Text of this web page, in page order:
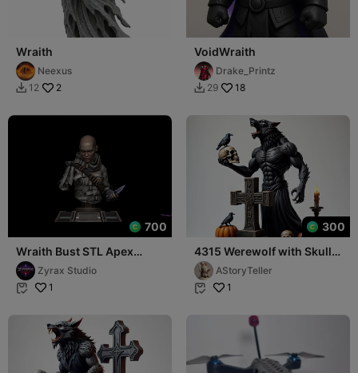
Wraith
Neexus
 12 2
VoidWraith
Drake_Printz
 29 18
700
Wraith Bust STL Apex
Legends Sculpture 3D
Print Model
Zyrax Studio
 1
300
4315 Werewolf with Skull –
Minimalist Statue STL DND
ARTEAStoryTeller
 1